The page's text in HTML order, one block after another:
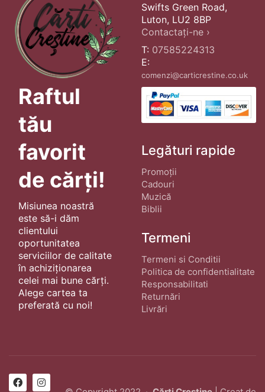
Raftul
tău
favorit
de cărți!
Misiunea noastră
este să-i dăm
clientului
oportunitatea
serviciilor de calitate
în achiziționarea
celei mai bune cărți.
Alege cartea ta
preferată cu noi!
Swifts Green Road,
Luton, LU2 8BP
Contactați-ne ›
T: 07585224313
E:
comenzi@carticrestine.co.uk
Legături rapide
Promoții
Cadouri
Muzică
Biblii
Termeni
Termeni si Conditii
Politica de confidentialitate
Responsabilitati
Returnări
Livrări